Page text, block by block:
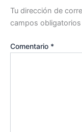
Tu dirección de
campos
Comentario *